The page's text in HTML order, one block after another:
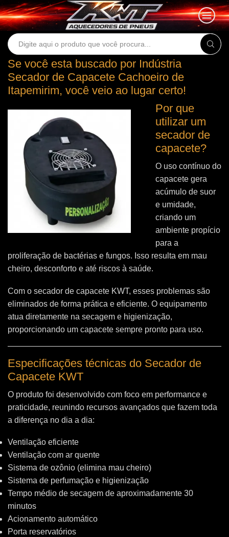
Search
Se você esta buscado por Indústria
Secador de Capacete Cachoeiro de
Itapemirim, você veio ao lugar certo!
Por que
utilizar um
secador de
capacete?
O uso contínuo do
capacete gera
acúmulo de suor
e umidade,
criando um
ambiente propício
para a
proliferação de bactérias e fungos. Isso resulta em mau
cheiro, desconforto e até riscos à saúde.
Com o secador de capacete KWT, esses problemas são
eliminados de forma prática e eficiente. O equipamento
atua diretamente na secagem e higienização,
proporcionando um capacete sempre pronto para uso.
Especificações técnicas do Secador de
Capacete KWT
O produto foi desenvolvido com foco em performance e
praticidade, reunindo recursos avançados que fazem toda
a diferença no dia a dia:
Ventilação eficiente
Ventilação com ar quente
Sistema de ozônio (elimina mau cheiro)
Sistema de perfumação e higienização
Tempo médio de secagem de aproximadamente 30
minutos
Acionamento automático
Porta reservatórios